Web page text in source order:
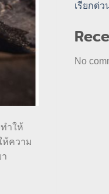
ำให้
ห้ความ
เรียกด่
No